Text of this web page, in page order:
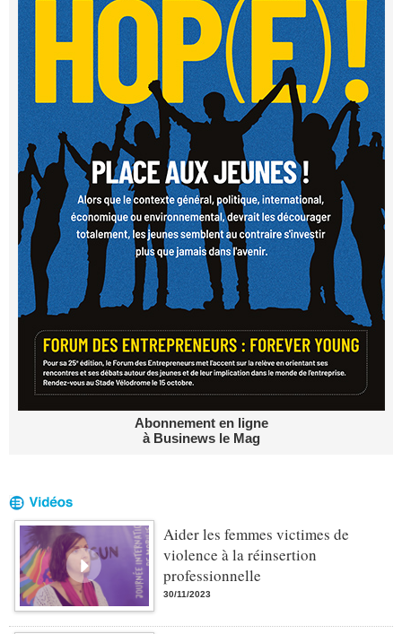
Abonnement en ligne
à Businews le Mag
Aider les femmes victimes de
violence à la réinsertion
professionnelle
30/11/2023